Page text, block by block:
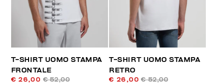
T-SHIRT UOMO STAMPA
FRONTALE
€ 26,00 € 52,00
T-SHIRT UOMO STAMPA
RETRO
€ 26,00 € 52,00